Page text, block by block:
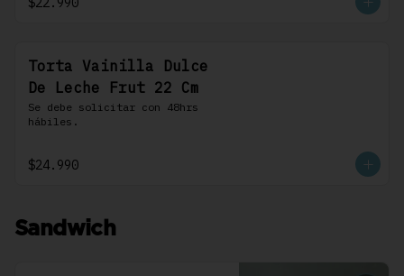
Torta Vainilla Dulce
De Leche Frut 22 Cm
Se debe solicitar con 48hrs
hábiles.
$24.990
Sandwich